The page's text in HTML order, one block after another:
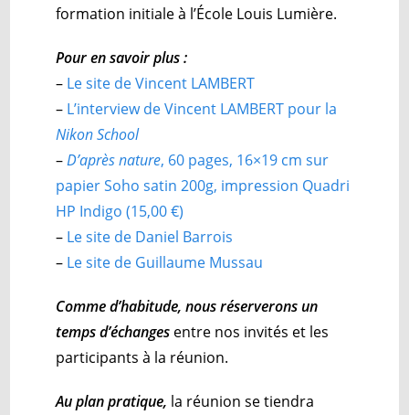
formation initiale à l’École Louis Lumière.
Pour en savoir plus :
– Le site de Vincent LAMBERT
– L’interview de Vincent LAMBERT pour la
Nikon School
–D’après nature, 60 pages, 16×19 cm sur
papier Soho satin 200g, impression Quadri
HP Indigo (15,00 €)
– Le site de Daniel Barrois
– Le site de Guillaume Mussau
Comme d’habitude, nous réserverons un
temps d’échanges entre nos invités et les
participants à la réunion.
Au plan pratique, la réunion se tiendra